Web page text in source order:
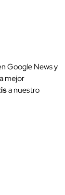
Google News y
mejor
a nuestro